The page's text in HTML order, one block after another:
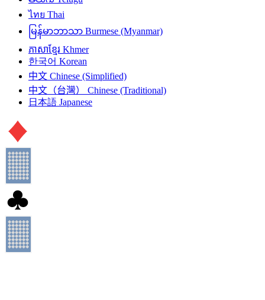
ไทย Thai
မြန်မာဘာသာ Burmese (Myanmar)
ភាសាខ្មែរ Khmer
한국어 Korean
中文 Chinese (Simplified)
中文（台灣）
Chinese (Traditional)
日本語 Japanese